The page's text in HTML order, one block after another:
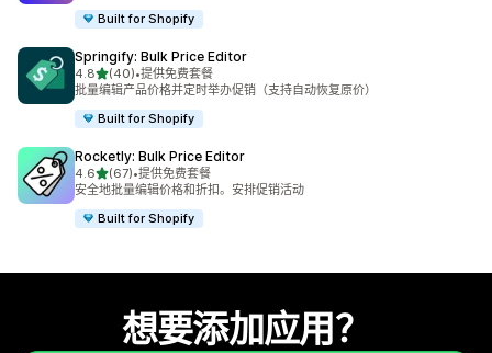
Built for Shopify
Springify: Bulk Price Editor
4.8星（满分 5 星）
(40)
总共 40 条评论
•提供免费套餐
批量编辑产品价格并定时举办促销（支持自动恢复原价）
Built for Shopify
Rocketly: Bulk Price Editor
4.6星（满分 5 星）
(67)
总共 67 条评论
•提供免费套餐
安全地批量编辑价格和折扣。安排促销活动
Built for Shopify
想要添加应用？